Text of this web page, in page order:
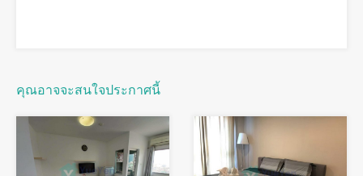
คุณอาจจะสนใจประกาศนี้